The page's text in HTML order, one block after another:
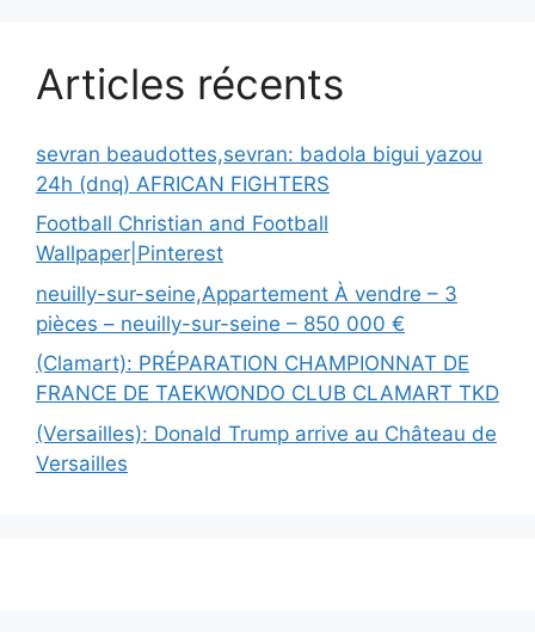
Articles récents
sevran beaudottes,sevran: badola bigui yazou
24h (dnq) AFRICAN FIGHTERS
Football Christian and Football
Wallpaper|Pinterest
neuilly-sur-seine,Appartement À vendre – 3
pièces – neuilly-sur-seine – 850 000 €
(Clamart): PRÉPARATION CHAMPIONNAT DE
FRANCE DE TAEKWONDO CLUB CLAMART TKD
(Versailles): Donald Trump arrive au Château de
Versailles